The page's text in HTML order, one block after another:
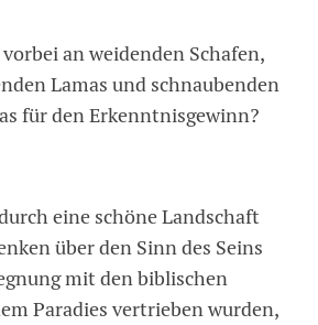
an weidenden Schafen,
Lamas und schnaubenden
für den Erkenntnisgewinn?
eine schöne Landschaft
über den Sinn des Seins
mit den biblischen
Paradies vertrieben wurden,